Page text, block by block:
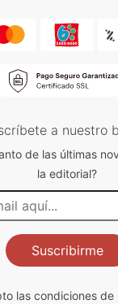
a nuestro
de las últimas
la editorial?
Suscribirme
las condiciones de